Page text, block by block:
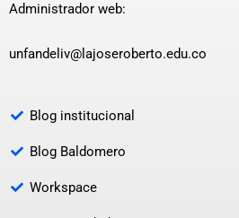
Administrador web:
unfandeliv@lajoseroberto.edu.co
Blog institucional
Blog Baldomero
Workspace